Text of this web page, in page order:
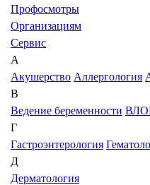
Профосмотры
Организациям
Сервис
А
Акушерство Аллергология
В
Ведение беременности
Г
Гастроэнтерология
Д
Дерматология